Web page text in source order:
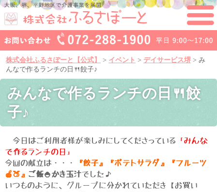
株式会社ふるさぽーと【公式】 > イベント > デイサービス堺 > み
んなで作るランチの日🍴餃子♪
みんなで作るランチの日🍴餃
子♪
今日はご利用者様が楽しみにしてくださっている 「みんな
で作るランチの日」
今回の献立は・・・
『餃子』『ポテトサラダ』『フルーツ
🍎🍑』 ご飯🍚かき玉汁でした♪
いつものように、グループに分かれていただき【お買い